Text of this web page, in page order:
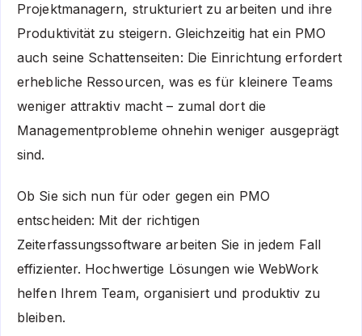
Projektmanagern, strukturiert zu arbeiten und ihre
Produktivität zu steigern. Gleichzeitig hat ein PMO
auch seine Schattenseiten: Die Einrichtung erfordert
erhebliche Ressourcen, was es für kleinere Teams
weniger attraktiv macht – zumal dort die
Managementprobleme ohnehin weniger ausgeprägt
sind.
Ob Sie sich nun für oder gegen ein PMO
entscheiden: Mit der richtigen
Zeiterfassungssoftware arbeiten Sie in jedem Fall
effizienter. Hochwertige Lösungen wie WebWork
helfen Ihrem Team, organisiert und produktiv zu
bleiben.